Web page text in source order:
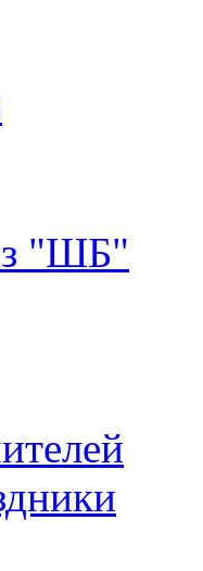
"ШБ"